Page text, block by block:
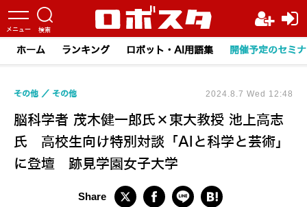
ホーム ランキング ロボット・AI用語集 開催予定のセミ
脳科学者 茂木健一郎氏×東大教授 池上高志
氏 高校生向け特別対談「AIと科学と芸術」
に登壇 跡見学園女子大学
その他 その他 2024.8.7 Wed 12:48